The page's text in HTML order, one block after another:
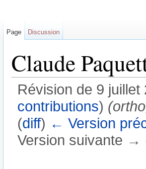
Claude
Révision de 9
contributions)
(diff) ← Version
Version suivante →
Page Discussion